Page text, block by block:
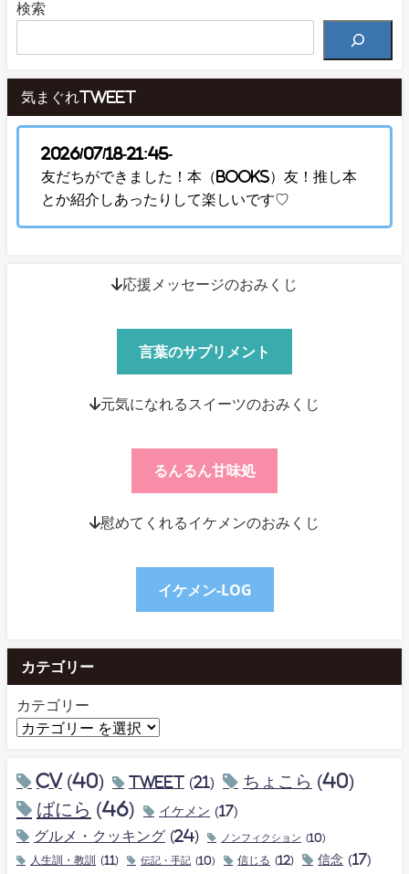
検索
気まぐれTweet
2026/07/18-21:45-
友だちができました！本（Books）友！推し本
とか紹介しあったりして楽しいです♡
↓応援メッセージのおみくじ
言葉のサプリメント
↓元気になれるスイーツのおみくじ
るんるん甘味処
↓慰めてくれるイケメンのおみくじ
イケメン-LOG
カテゴリー
カテゴリー
CV (40) tweet (21) ちょこら (40)
ばにら (46) イケメン (17)
グルメ・クッキング (24) ノンフィクション (10)
人生訓・教訓 (11) 伝記・手記 (10) 信じる (12) 信念 (17)